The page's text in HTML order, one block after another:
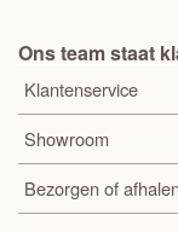
Ons team staat
Klantenservice
Showroom
Bezorgen of